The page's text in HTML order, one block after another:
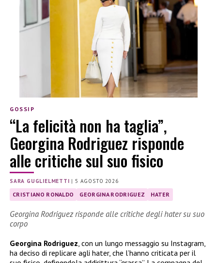
GOSSIP
“La felicità non ha taglia”,
Georgina Rodriguez risponde
alle critiche sul suo fisico
SARA GUGLIELMETTI |5 AGOSTO 2026
CRISTIANO RONALDO GEORGINA RODRIGUEZ HATER
Georgina Rodriguez risponde alle critiche degli hater su suo
corpo
Georgina Rodriguez, con un lungo messaggio su Instagram,
ha deciso di replicare agli hater, che l’hanno criticata per il